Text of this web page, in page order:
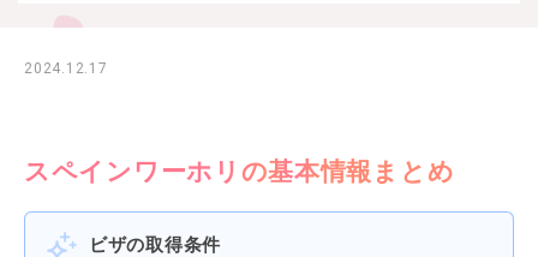
2024.12.17
スペインワーホリの基本情報まとめ
ビザの取得条件